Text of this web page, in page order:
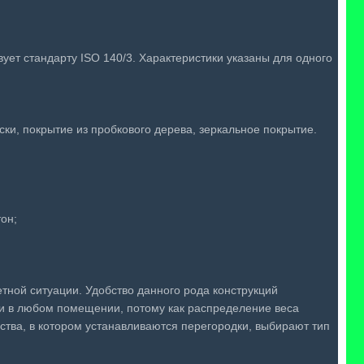
стандарту ISO 140/3. Характеристики указаны для одного
покрытие из пробкового дерева, зеркальное покрытие.
ситуации. Удобство данного рода конструкций
в любом помещении, потому как распределение веса
в котором устанавливаются перегородки, выбирают тип